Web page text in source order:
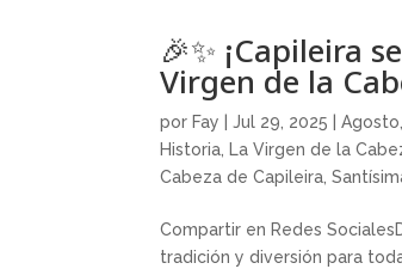
🎉✨ ¡Capileira
Virgen de la
por Fay |Jul 29, 2025 |Agosto
Historia, La Virgen de la
Cabeza de Capileira,
Compartir en Redes
tradición y diversión para